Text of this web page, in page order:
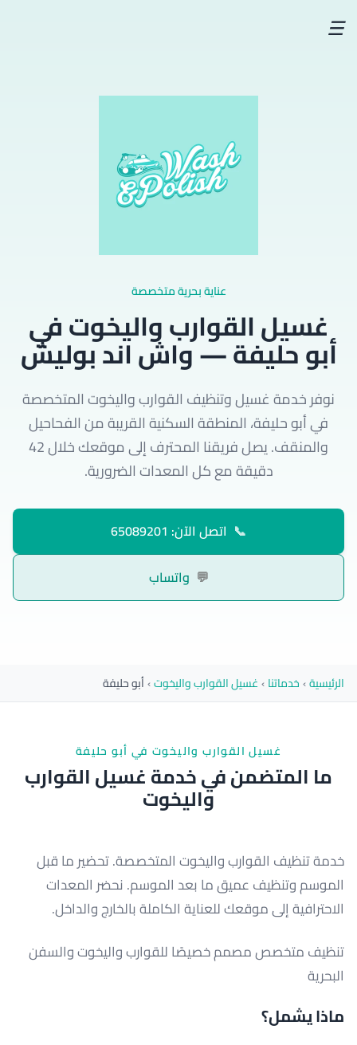
☰
عناية بحرية متخصصة
غسيل القوارب واليخوت في
أبو حليفة — واش اند بوليش
نوفر خدمة غسيل وتنظيف القوارب واليخوت المتخصصة
في أبو حليفة، المنطقة السكنية القريبة من الفحاحيل
والمنقف. يصل فريقنا المحترف إلى موقعك خلال 42
دقيقة مع كل المعدات الضرورية.
📞 اتصل الآن: 65089201
💬 واتساب
الرئيسية›خدماتنا›غسيل القوارب واليخوت›أبو حليفة
غسيل القوارب واليخوت في أبو حليفة
ما المتضمن في خدمة غسيل القوارب
واليخوت
خدمة تنظيف القوارب واليخوت المتخصصة. تحضير ما قبل
الموسم وتنظيف عميق ما بعد الموسم. نحضر المعدات
الاحترافية إلى موقعك للعناية الكاملة بالخارج والداخل.
تنظيف متخصص مصمم خصيصًا للقوارب واليخوت والسفن
البحرية
ماذا يشمل؟